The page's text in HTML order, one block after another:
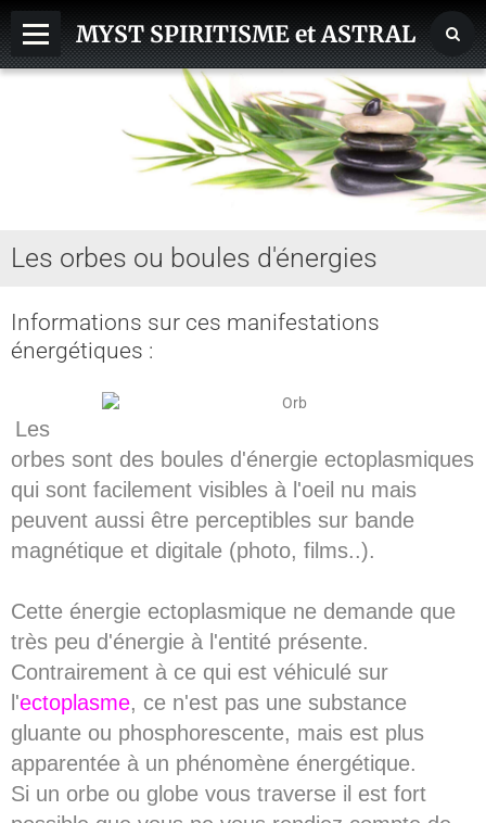
MYST SPIRITISME et ASTRAL
ASTRAL, SPHERES, TERRE
REINCARNATION
CHAKRA - CORPS SUBTILS
GUERISSEURS - MAGNETISME
VOYANCE - DIVINATION
MAGIE
SPIRITISME - MESSAGES
Les orbes ou boules d'énergies
Informations sur ces manifestations
énergétiques :
Les
orbes sont des boules d'énergie ectoplasmiques
qui sont facilement visibles à l'oeil nu mais
peuvent aussi être perceptibles sur bande
magnétique et digitale (photo, films..).
Cette énergie ectoplasmique ne demande que
très peu d'énergie à l'entité présente.
Contrairement à ce qui est véhiculé sur
l'ectoplasme, ce n'est pas une substance
gluante ou phosphorescente, mais est plus
apparentée à un phénomène énergétique.
Si un orbe ou globe vous traverse il est fort